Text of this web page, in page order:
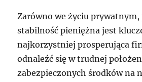
Zarówno we życiu prywatnym,
stabilność pieniężna jest
najkorzystniej prosperująca
odnaleźć się w trudnej
zabezpieczonych środków na